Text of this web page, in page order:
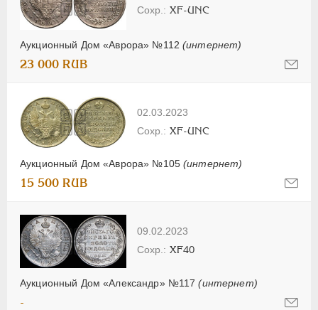
Аукционный Дом «Аврора» №112(интернет)
XF-UNC
23 000 RUB
02.03.2023
Аукционный Дом «Аврора» №105(интернет)
XF-UNC
15 500 RUB
09.02.2023
Аукционный Дом «Александр» №117(интернет)
XF40
-